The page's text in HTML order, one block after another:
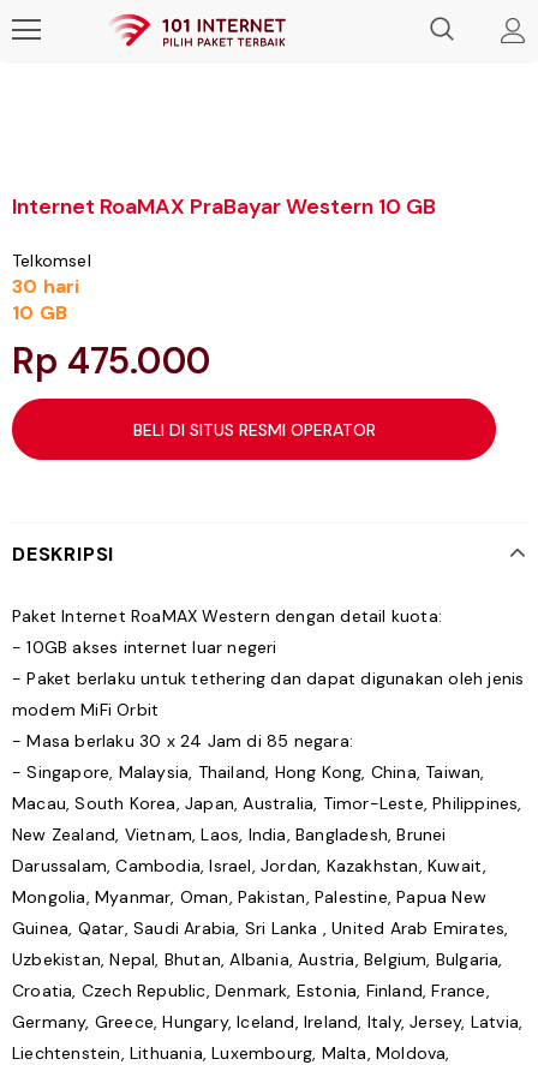
Internet RoaMAX PraBayar Western 10 GB
Telkomsel
30 hari
10 GB
Rp 475.000
BELI DI SITUS RESMI OPERATOR
DESKRIPSI
Paket Internet RoaMAX Western dengan detail kuota:
- 10GB akses internet luar negeri
- Paket berlaku untuk tethering dan dapat digunakan oleh jenis
modem MiFi Orbit
- Masa berlaku 30 x 24 Jam di 85 negara:
- Singapore, Malaysia, Thailand, Hong Kong, China, Taiwan,
Macau, South Korea, Japan, Australia, Timor-Leste, Philippines,
New Zealand, Vietnam, Laos, India, Bangladesh, Brunei
Darussalam, Cambodia, Israel, Jordan, Kazakhstan, Kuwait,
Mongolia, Myanmar, Oman, Pakistan, Palestine, Papua New
Guinea, Qatar, Saudi Arabia, Sri Lanka , United Arab Emirates,
Uzbekistan, Nepal, Bhutan, Albania, Austria, Belgium, Bulgaria,
Croatia, Czech Republic, Denmark, Estonia, Finland, France,
Germany, Greece, Hungary, Iceland, Ireland, Italy, Jersey, Latvia,
Liechtenstein, Lithuania, Luxembourg, Malta, Moldova,